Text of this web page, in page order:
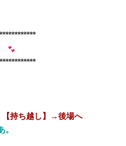
【持ち越し】→後場へ
。